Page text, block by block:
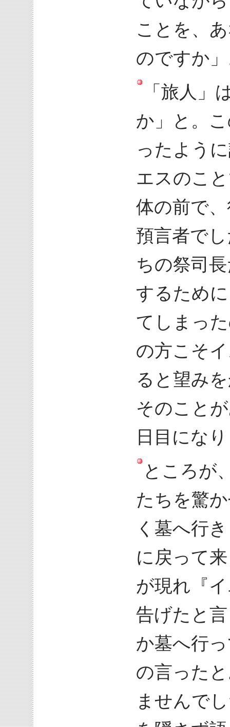
ことを、
のですか
「旅人」
か」と。
ったよう
エスのこ
体の前で
預言者で
ちの祭司
するため
てしまっ
の方こそ
ると望み
そのこと
日目にな
ところが
たちを驚
く墓へ行
に戻って
が現れ『
告げたと
か墓へ行
の言った
ませんで